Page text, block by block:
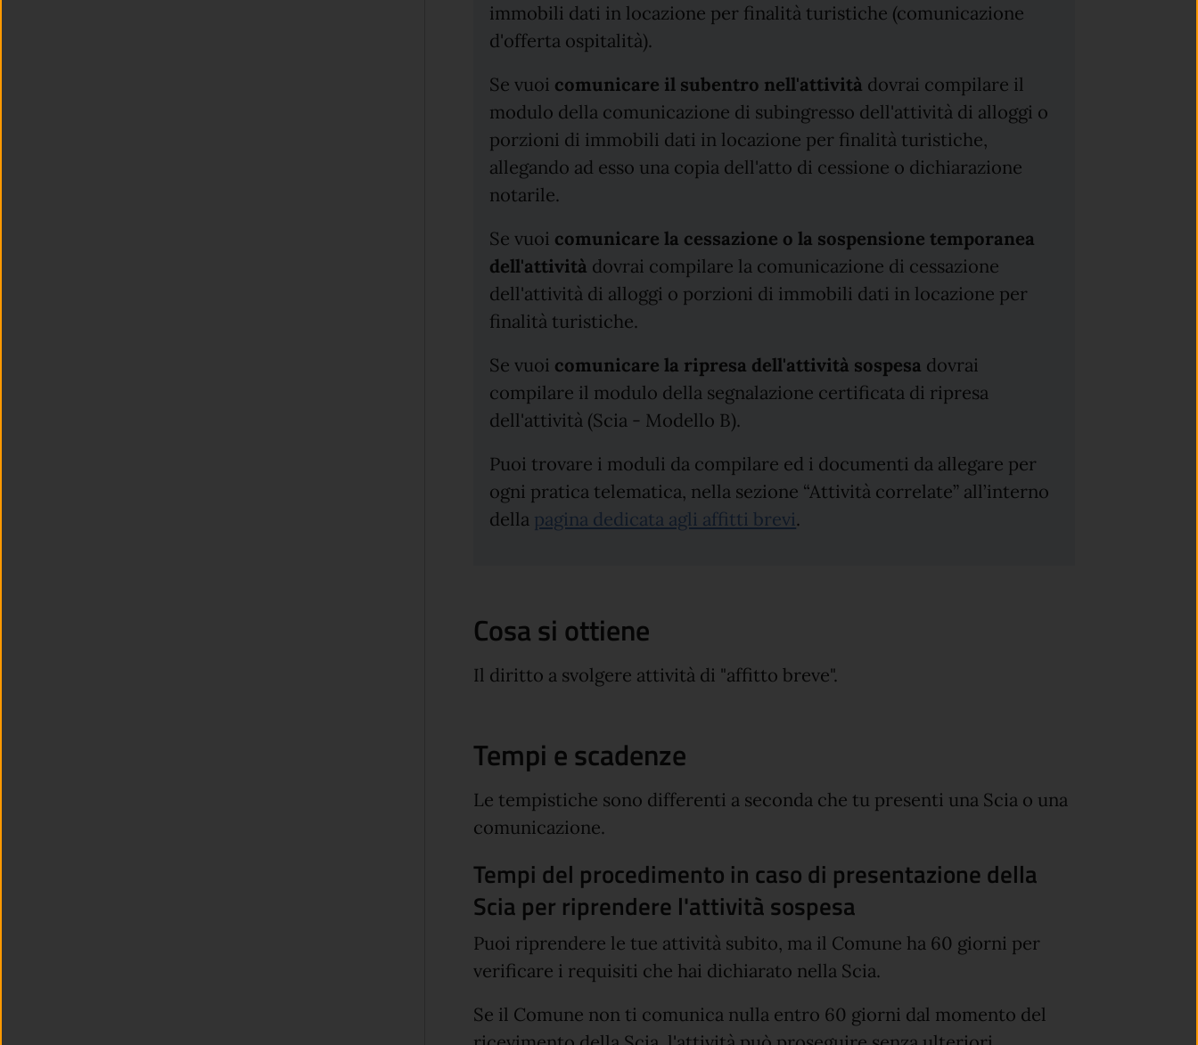
immobili dati in locazione per finalità turistiche (comunicazione
d'offerta ospitalità).
Se vuoi comunicare il subentro nell'attività dovrai compilare il
modulo della comunicazione di subingresso dell'attività di alloggi o
porzioni di immobili dati in locazione per finalità turistiche,
allegando ad esso una copia dell'atto di cessione o dichiarazione
notarile.
Se vuoi comunicare la cessazione o la sospensione temporanea
dell'attività dovrai compilare la comunicazione di cessazione
dell'attività di alloggi o porzioni di immobili dati in locazione per
finalità turistiche.
Se vuoi comunicare la ripresa dell'attività sospesa dovrai
compilare il modulo della segnalazione certificata di ripresa
dell'attività (Scia - Modello B).
Puoi trovare i moduli da compilare ed i documenti da allegare per
ogni pratica telematica, nella sezione “Attività correlate” all’interno
della pagina dedicata agli affitti brevi.
Cosa si ottiene
Il diritto a svolgere attività di "affitto breve".
Tempi e scadenze
Le tempistiche sono differenti a seconda che tu presenti una Scia o una
comunicazione.
Tempi del procedimento in caso di presentazione della
Scia per riprendere l'attività sospesa
Puoi riprendere le tue attività subito, ma il Comune ha 60 giorni per
verificare i requisiti che hai dichiarato nella Scia.
Se il Comune non ti comunica nulla entro 60 giorni dal momento del